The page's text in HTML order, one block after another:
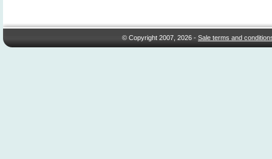
© Copyright 2007, 2026 -Sale terms and